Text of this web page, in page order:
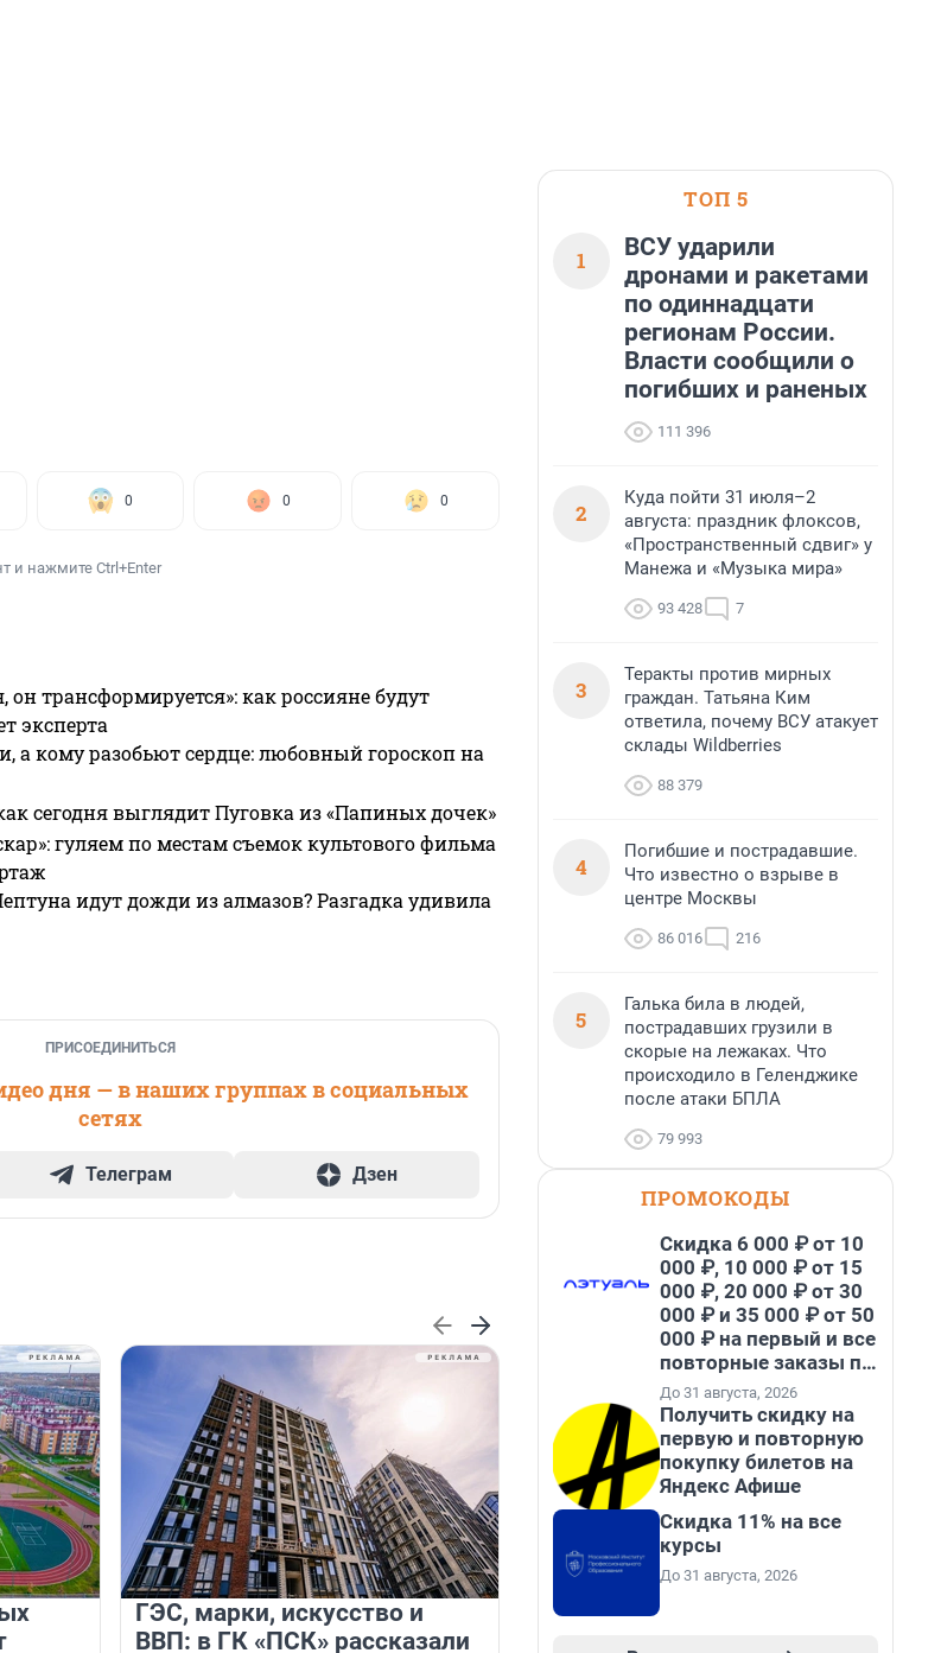
0 0 0
и нажмите Ctrl+Enter
он трансформируется»: как россияне будут
эксперта
а кому разобьют сердце: любовный гороскоп на
сегодня выглядит Пуговка из «Папиных дочек»
гуляем по местам съемок культового фильма
идут дожди из алмазов? Разгадка удивила
ПРИСОЕДИНИТЬСЯ
дня — в наших группах в социальных
сетях
Телеграм Дзен
ГЭС, марки, искусство и
ВВП: в ГК «ПСК» рассказали
На водоёмах Ленобласти
ТОП 5
1
ВСУ ударили
дронами и ракетами
по одиннадцати
регионам России.
Власти сообщили о
погибших и раненых
111 396
2
Куда пойти 31 июля–2
августа: праздник флоксов,
«Пространственный сдвиг» у
Манежа и «Музыка мира»
93 428 7
3
Теракты против мирных
граждан. Татьяна Ким
ответила, почему ВСУ атакует
склады Wildberries
88 379
4
Погибшие и пострадавшие.
Что известно о взрыве в
центре Москвы
86 016 216
5
Галька била в людей,
пострадавших грузили в
скорые на лежаках. Что
происходило в Геленджике
после атаки БПЛА
79 993
ПРОМОКОДЫ
Скидка 6 000 ₽ от 10
000 ₽, 10 000 ₽ от 15
000 ₽, 20 000 ₽ от 30
000 ₽ и 35 000 ₽ от 50
000 ₽ на первый и все
повторные заказы по
промокоду НАБЕРИ
До 31 августа, 2026
Получить скидку на
первую и повторную
покупку билетов на
Яндекс Афише
Скидка 11% на все
курсы
До 31 августа, 2026